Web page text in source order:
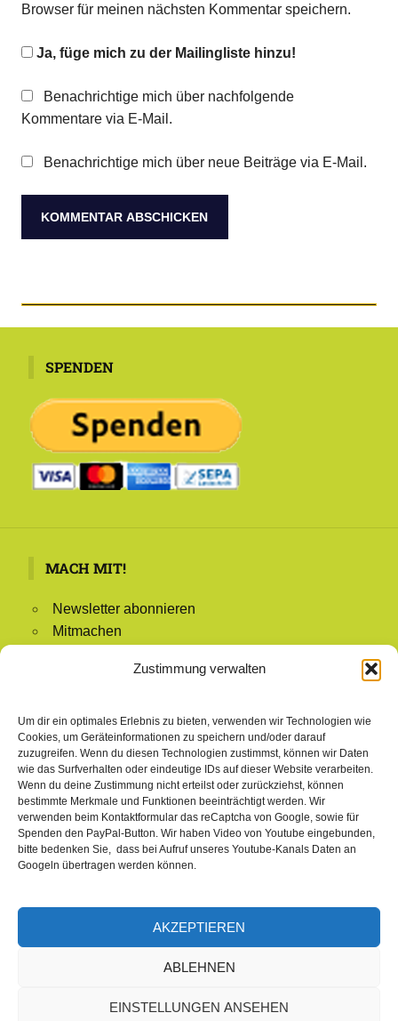
Zustimmung verwalten
Um dir ein optimales Erlebnis zu bieten, verwenden wir Technologien wie
Cookies, um Geräteinformationen zu speichern und/oder darauf
zuzugreifen. Wenn du diesen Technologien zustimmst, können wir Daten
wie das Surfverhalten oder eindeutige IDs auf dieser Website verarbeiten.
Wenn du deine Zustimmung nicht erteilst oder zurückziehst, können
bestimmte Merkmale und Funktionen beeinträchtigt werden. Wir
verwenden beim Kontaktformular das reCaptcha von Google, sowie für
Spenden den PayPal-Button. Wir haben Video von Youtube eingebunden,
bitte bedenken Sie, dass bei Aufruf unseres Youtube-Kanals Daten an
Googeln übertragen werden können.
AKZEPTIEREN
ABLEHNEN
EINSTELLUNGEN ANSEHEN
Browser für meinen nächsten Kommentar speichern.
Ja, füge mich zu der Mailingliste hinzu!
Benachrichtige mich über nachfolgende
Kommentare via E-Mail.
Benachrichtige mich über neue Beiträge via E-Mail.
SPENDEN
MACH MIT!
Newsletter abonnieren
Mitmachen
NAVIGATION
Startseite
Aktuelles & Presse
Über uns
© 2021 - 2026 Bund Münchner Bürgerintiativen e.V.